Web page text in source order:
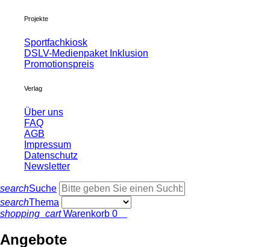
Projekte
Sportfachkiosk
DSLV-Medienpaket Inklusion
Promotionspreis
Verlag
Über uns
FAQ
AGB
Impressum
Datenschutz
Newsletter
searchSuche
searchThema
shopping_cartWarenkorb 0
Angebote